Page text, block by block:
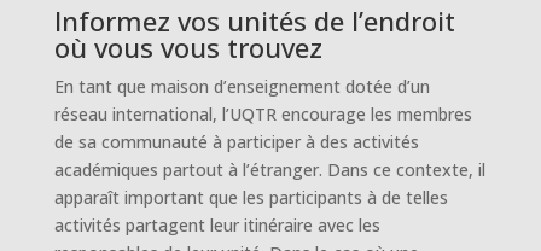
Informez vos unités de l’endroit
où vous vous trouvez
En tant que maison d’enseignement dotée d’un
réseau international, l’UQTR encourage les membres
de sa communauté à participer à des activités
académiques partout à l’étranger. Dans ce contexte, il
apparaît important que les participants à de telles
activités partagent leur itinéraire avec les